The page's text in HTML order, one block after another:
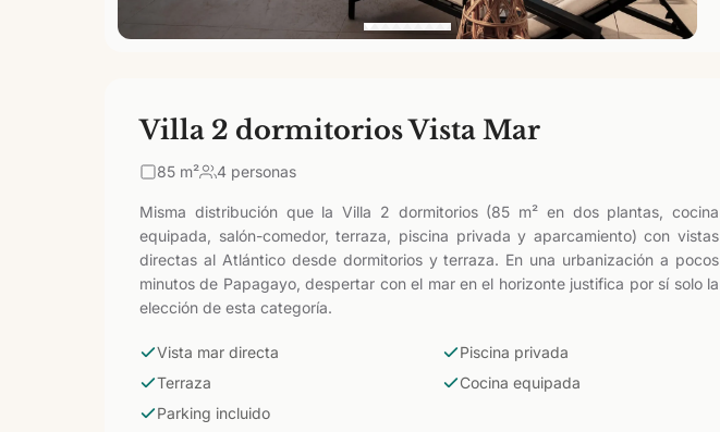
Villa 2 dormitorios Vista Mar
85 m² 4 personas
Misma distribución que la Villa 2 dormitorios (85 m² en dos plantas, cocina
equipada, salón-comedor, terraza, piscina privada y aparcamiento) con vistas
directas al Atlántico desde dormitorios y terraza. En una urbanización a pocos
minutos de Papagayo, despertar con el mar en el horizonte justifica por sí solo la
elección de esta categoría.
Vista mar directa
Piscina privada
Terraza
Cocina equipada
Parking incluido